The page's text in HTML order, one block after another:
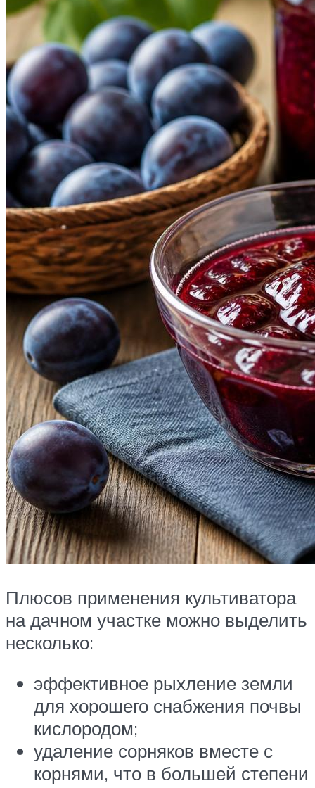
Плюсов применения культиватора
на дачном участке можно выделить
несколько:
эффективное рыхление земли
для хорошего снабжения почвы
кислородом;
удаление сорняков вместе с
корнями, что в большей степени